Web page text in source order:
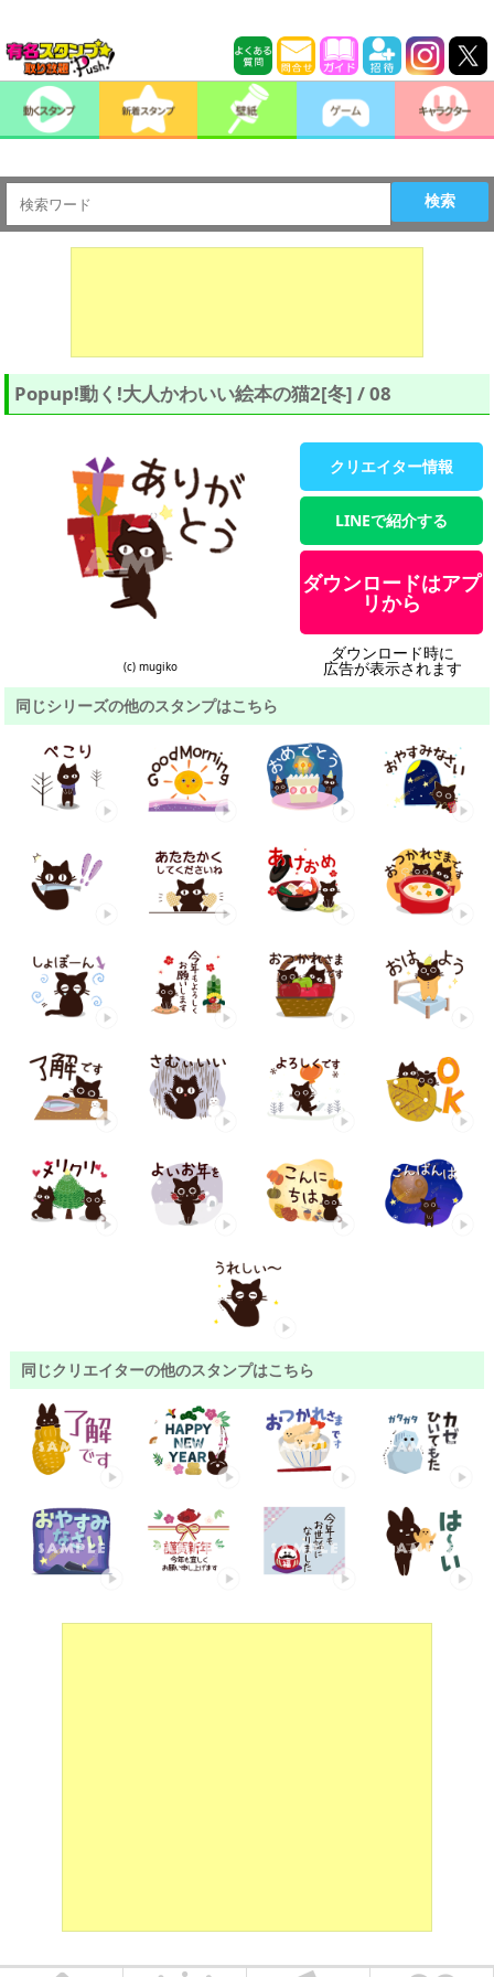
検索
Popup!動く!大人かわいい絵本の猫2[冬] / 08
(c) mugiko
クリエイター情報
LINEで紹介する
ダウンロードはアプ
リから
ダウンロード時に
広告が表示されます
同じシリーズの他のスタンプはこちら
同じクリエイターの他のスタンプはこちら